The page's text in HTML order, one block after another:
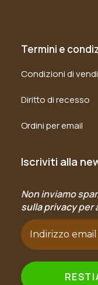
Termini e
Condizioni di
Diritto di recesso
Ordini per email
Iscriviti alla
Non inviamo
sulla privacyper